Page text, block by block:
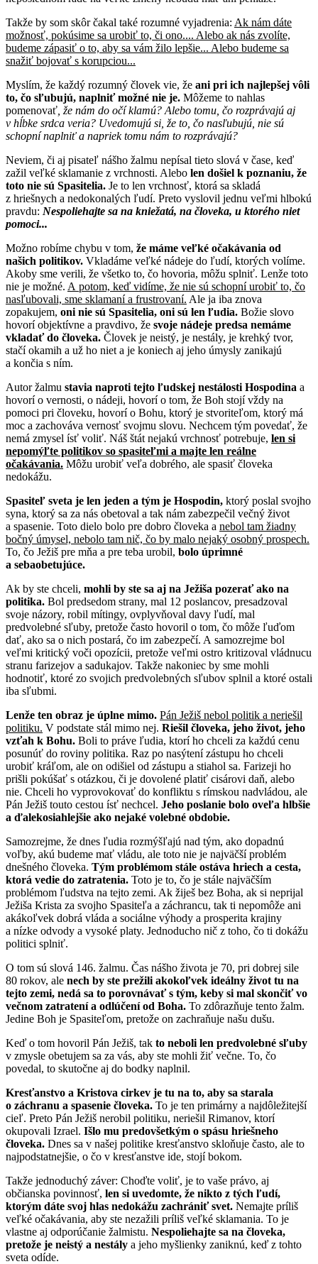
Takže by som skôr čakal také rozumné vyjadrenia: Ak nám dáte
možnosť, pokúsime sa urobiť to, či ono.... Alebo ak nás zvolíte,
budeme zápasiť o to, aby sa vám žilo lepšie... Alebo budeme sa
snažiť bojovať s korupciou...
Myslím, že každý rozumný človek vie, že ani pri ich najlepšej vôli
to, čo sľubujú, naplniť možné nie je. Môžeme to nahlas
pomenovať , že nám do očí klamú? Alebo tomu, čo rozprávajú aj
v hĺbke srdca veria? Uvedomujú si, že to, čo nasľubujú, nie sú
schopní naplniť a napriek tomu nám to rozprávajú?
Neviem, či aj pisateľ nášho žalmu nepísal tieto slová v čase, keď
zažil veľké sklamanie z vrchnosti. Alebo len došiel k poznaniu, že
toto nie sú Spasitelia. Je to len vrchnosť, ktorá sa skladá
z hriešnych a nedokonalých ľudí. Preto vyslovil jednu veľmi hlbokú
pravdu: Nespoliehajte sa na kniežatá, na človeka, u ktorého niet
pomoci...
Možno robíme chybu v tom, že máme veľké očakávania od
našich politikov. Vkladáme veľké nádeje do ľudí, ktorých volíme.
Akoby sme verili, že všetko to, čo hovoria, môžu splniť. Lenže toto
nie je možné. A potom, keď vidíme, že nie sú schopní urobiť to, čo
nasľubovali, sme sklamaní a frustrovaní. Ale ja iba znova
zopakujem, oni nie sú Spasitelia, oni sú len ľudia. Božie slovo
hovorí objektívne a pravdivo, že svoje nádeje predsa nemáme
vkladať do človeka. Človek je neistý, je nestály, je krehký tvor,
stačí okamih a už ho niet a je koniech aj jeho úmysly zanikajú
a končia s ním.
Autor žalmu stavia naproti tejto ľudskej nestálosti Hospodina a
hovorí o vernosti, o nádeji, hovorí o tom, že Boh stojí vždy na
pomoci pri človeku, hovorí o Bohu, ktorý je stvoriteľom, ktorý má
moc a zachováva vernosť svojmu slovu. Nechcem tým povedať, že
nemá zmysel ísť voliť. Náš štát nejakú vrchnosť potrebuje, len si
nepomýľte politikov so spasiteľmi a majte len reálne
očakávania. Môžu urobiť veľa dobrého, ale spasiť človeka
nedokážu.
Spasiteľ sveta je len jeden a tým je Hospodin, ktorý poslal svojho
syna, ktorý sa za nás obetoval a tak nám zabezpečil večný život
a spasenie. Toto dielo bolo pre dobro človeka a nebol tam žiadny
bočný úmysel, nebolo tam nič, čo by malo nejaký osobný prospech.
To, čo Ježiš pre mňa a pre teba urobil, bolo úprimné
a sebaobetujúce.
Ak by ste chceli, mohli by ste sa aj na Ježiša pozerať ako na
politika. Bol predsedom strany, mal 12 poslancov, presadzoval
svoje názory, robil mítingy, ovplyvňoval davy ľudí, mal
predvolebné sľuby, pretože často hovoril o tom, čo môže ľuďom
dať, ako sa o nich postará, čo im zabezpečí. A samozrejme bol
veľmi kritický voči opozícii, pretože veľmi ostro kritizoval vládnucu
stranu farizejov a sadukajov. Takže nakoniec by sme mohli
hodnotiť, ktoré zo svojich predvolebných sľubov splnil a ktoré ostali
iba sľubmi.
Lenže ten obraz je úplne mimo. Pán Ježiš nebol politik a neriešil
politiku. V podstate stál mimo nej. Riešil človeka, jeho život, jeho
vzťah k Bohu. Boli to práve ľudia, ktorí ho chceli za každú cenu
posunúť do roviny politika. Raz po nasýtení zástupu ho chceli
urobiť kráľom, ale on odišiel od zástupu a stiahol sa. Farizeji ho
prišli pokúšať s otázkou, či je dovolené platiť cisárovi daň, alebo
nie. Chceli ho vyprovokovať do konfliktu s rímskou nadvládou, ale
Pán Ježiš touto cestou ísť nechcel. Jeho poslanie bolo oveľa hlbšie
a ďalekosiahlejšie ako nejaké volebné obdobie.
Samozrejme, že dnes ľudia rozmýšľajú nad tým, ako dopadnú
voľby, akú budeme mať vládu, ale toto nie je najväčší problém
dnešného človeka. Tým problémom stále ostáva hriech a cesta,
ktorá vedie do zatratenia. Toto je to, čo je stále najväčším
problémom ľudstva na tejto zemi. Ak žiješ bez Boha, ak si neprijal
Ježiša Krista za svojho Spasiteľa a záchrancu, tak ti nepomôže ani
akákoľvek dobrá vláda a sociálne výhody a prosperita krajiny
a nízke odvody a vysoké platy. Jednoducho nič z toho, čo ti dokážu
politici splniť.
O tom sú slová 146. žalmu. Čas nášho života je 70, pri dobrej sile
80 rokov, ale nech by ste prežili akokoľvek ideálny život tu na
tejto zemi, nedá sa to porovnávať s tým, keby si mal skončiť vo
večnom zatratení a odlúčení od Boha. To zdôrazňuje tento žalm.
Jedine Boh je Spasiteľom, pretože on zachraňuje našu dušu.
Keď o tom hovoril Pán Ježiš, tak to neboli len predvolebné sľuby
v zmysle obetujem sa za vás, aby ste mohli žiť večne. To, čo
povedal, to skutočne aj do bodky naplnil.
Kresťanstvo a Kristova cirkev je tu na to, aby sa starala
o záchranu a spasenie človeka. To je ten primárny a najdôležitejší
cieľ. Preto Pán Ježiš nerobil politiku, neriešil Rimanov, ktorí
okupovali Izrael. Išlo mu predovšetkým o spásu hriešneho
človeka. Dnes sa v našej politike kresťanstvo skloňuje často, ale to
najpodstatnejšie, o čo v kresťanstve ide, stojí bokom.
Takže jednoduchý záver: Choďte voliť, je to vaše právo, aj
občianska povinnosť, len si uvedomte, že nikto z tých ľudí,
ktorým dáte svoj hlas nedokážu zachrániť svet. Nemajte príliš
veľké očakávania, aby ste nezažili príliš veľké sklamania. To je
vlastne aj odporúčanie žalmistu. Nespoliehajte sa na človeka,
pretože je neistý a nestály a jeho myšlienky zaniknú, keď z tohto
sveta odíde.